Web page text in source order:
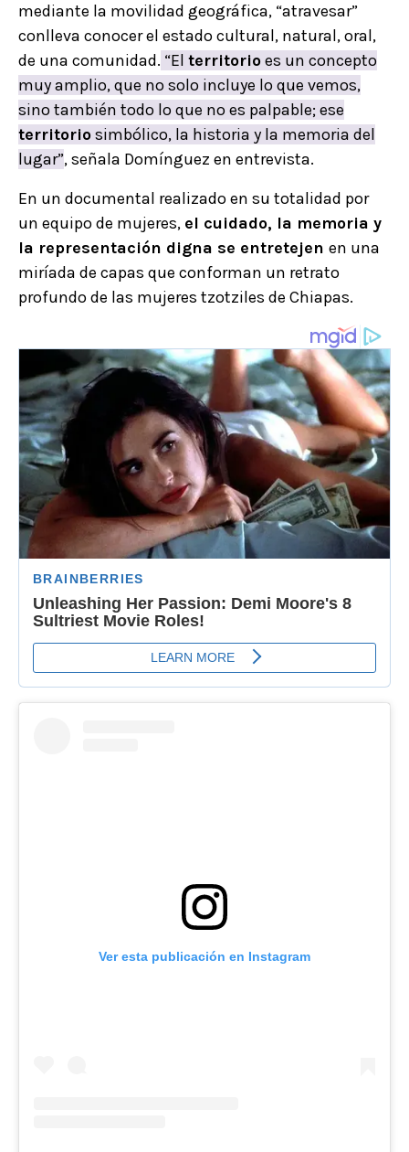
mediante la movilidad geográfica, “atravesar”
conlleva conocer el estado cultural, natural, oral,
de una comunidad. “El territorioes un concepto
muy amplio, que no solo incluye lo que vemos,
sino también todo lo que no es palpable; ese
territoriosimbólico, la historia y la memoria del
lugar”, señala Domínguez en entrevista.
En un documental realizado en su totalidad por
un equipo de mujeres, el cuidado, la memoria y
la representación digna se entretejen en una
miríada de capas que conforman un retrato
profundo de las mujeres tzotziles de Chiapas.
Ver esta publicación en Instagram